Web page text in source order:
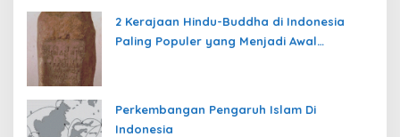
2 Kerajaan Hindu-Buddha di Indonesia
Paling Populer yang Menjadi Awal
Perkembangan Pengaruh Islam Di
Indonesia